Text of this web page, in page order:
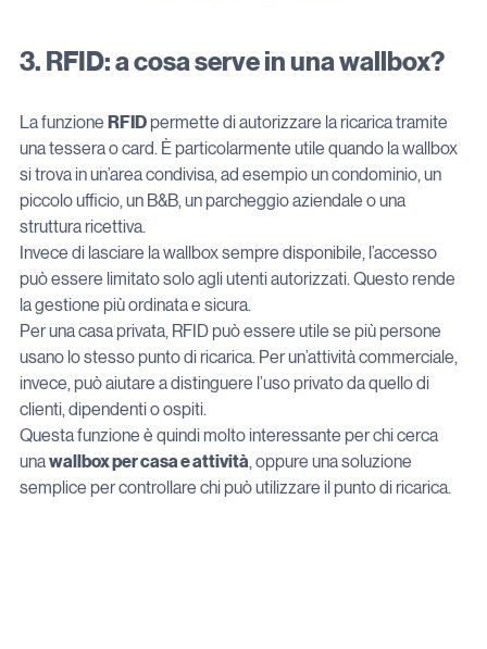
3. RFID: a cosa serve in una wallbox?
La funzione RFID permette di autorizzare la ricarica tramite
una tessera o card. È particolarmente utile quando la wallbox
si trova in un’area condivisa, ad esempio un condominio, un
piccolo ufficio, un B&B, un parcheggio aziendale o una
struttura ricettiva.
Invece di lasciare la wallbox sempre disponibile, l’accesso
può essere limitato solo agli utenti autorizzati. Questo rende
la gestione più ordinata e sicura.
Per una casa privata, RFID può essere utile se più persone
usano lo stesso punto di ricarica. Per un’attività commerciale,
invece, può aiutare a distinguere l’uso privato da quello di
clienti, dipendenti o ospiti.
Questa funzione è quindi molto interessante per chi cerca
una wallbox per casa e attività, oppure una soluzione
semplice per controllare chi può utilizzare il punto di ricarica.